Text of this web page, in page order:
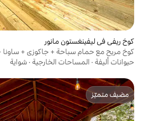
متوسط التقييم 4.97 من 5، 173 مراجعات
4.97 (173)
جاكوزي + ساونا + ركن قراءة!
·شواية